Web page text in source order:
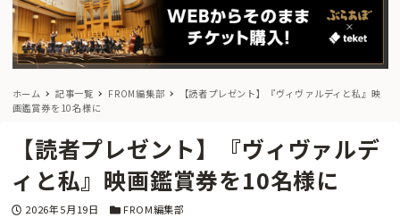
ホーム 記事一覧 FROM編集部
【読者プレゼント】『ヴィヴァルディと私』映
画鑑賞券を10名様に
【読者プレゼント】『ヴィヴァルデ
ィと私』映画鑑賞券を10名様に
投稿日
2026年5月19日 カテゴリー
FROM編集部